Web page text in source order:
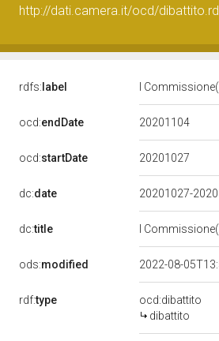
http://dati.camera.it/ocd/
rdfs: label I
ocd:endDate 20201104
ocd:startDate 20201027
dc:date 20201027-
dc:title I
ods:modified 2022-08-
rdf:type
ocd:dibattito
dibattito